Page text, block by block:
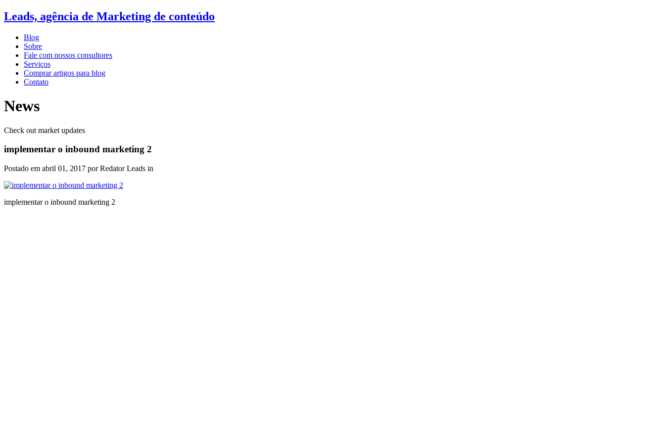
Leads, agência de Marketing de conteúdo
Blog
Sobre
Fale com nossos consultores
Serviços
Comprar artigos para blog
Contato
News
Check out market updates
implementar o inbound marketing 2
Postado em abril 01, 2017 por Redator Leads in
implementar o inbound marketing 2